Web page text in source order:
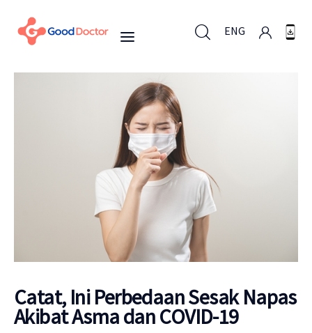
ENG
Untuk Bisnis
Untuk Anda
Mengapa Good Doctor
Berita
Layanan
Catat, Ini Perbedaan Sesak Napas
Akibat Asma dan COVID-19